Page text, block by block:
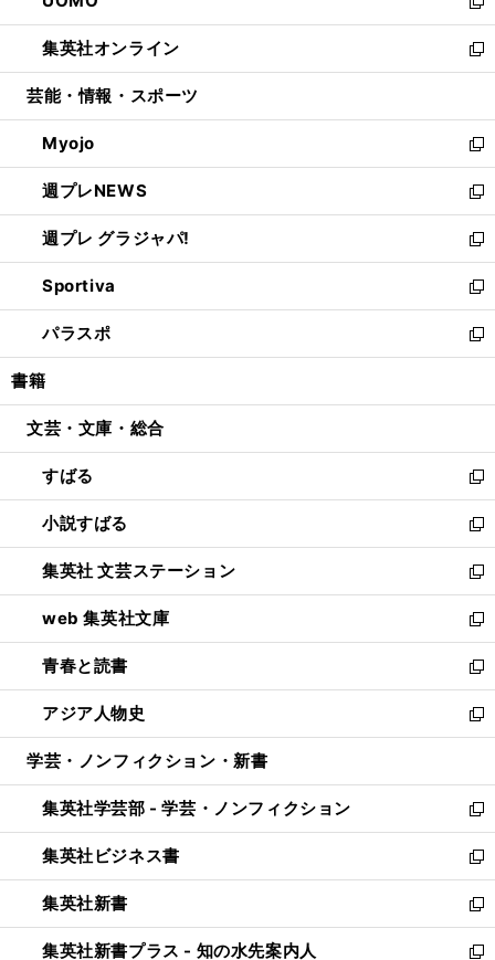
開
く
ウ
で
開
ン
ド
ウ
開
く
い
ウ
ィ
ン
ウ
で
開
く
新
し
い
ウ
ン
ド
ウ
で
開
く
集英社オンライン
新
し
ウ
ィ
ン
ド
ウ
で
開
く
芸能・情報・スポーツ
Myojo
新
し
い
ウ
ィ
ン
ド
ウ
で
開
週プレNEWS
新
し
い
ウ
ィ
ン
ド
ウ
開
週プレ グラジャパ!
新
し
い
ウ
ィ
ン
ウ
開
く
Sportiva
新
し
い
ウ
ン
ウ
で
開
く
パラスポ
新
し
ウ
ン
ド
ウ
で
開
く
書籍
文芸・文庫・総合
すばる
新
し
い
ウ
ィ
ン
ド
ウ
で
開
く
小説すばる
新
し
い
ウ
ィ
ン
ド
ウ
で
開
集英社 文芸ステーション
新
し
い
ウ
ィ
ン
ド
ウ
開
く
web 集英社文庫
新
し
い
ウ
ィ
ン
ウ
で
開
く
青春と読書
新
し
い
ウ
ン
ド
ウ
で
開
く
アジア人物史
新
し
ウ
ィ
ン
ド
ウ
で
開
く
学芸・ノンフィクション・新書
集英社学芸部 - 学芸・ノンフィクション
新
し
い
ウ
ィ
ン
ド
集英社ビジネス書
新
し
い
ウ
ィ
集英社新書
新
し
い
集英社新書プラス - 知の水先案内人
新